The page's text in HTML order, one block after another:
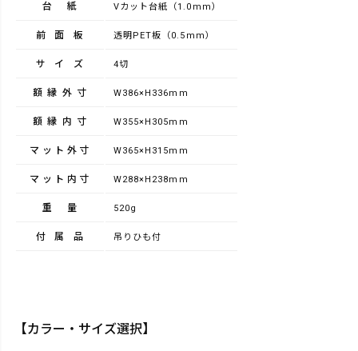
台紙 Vカット台紙（1.0mm）
前面板 透明PET板（0.5mm）
サイズ 4切
額縁外寸 W386×H336mm
額縁内寸 W355×H305mm
マット外寸 W365×H315mm
マット内寸 W288×H238mm
重量 520g
付属品 吊りひも付
【カラー・サイズ選択】